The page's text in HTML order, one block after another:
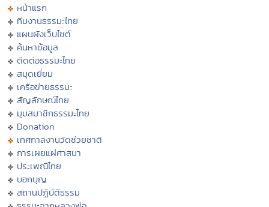
หน้าแรก
ทีมงานธรรมะไทย
แผนผังเว็บไซต์
ค้นหาข้อมูล
ติดต่อธรรมะไทย
สมุดเยี่ยม
เครือข่ายธรรมะ
สัญลักษณ์ไทย
มุมสมาชิกธรรมะไทย
Donation
เทศกาลงานวัดช่วยชาติ
การเผยแผ่ศาสนา
ประเพณีไทย
บอกบุญ
สถานปฏิบัติธรรม